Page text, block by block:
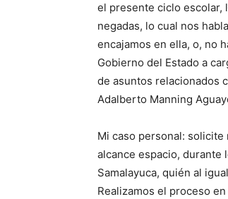
el presente ciclo escolar,
negadas, lo cual nos
encajamos en ella, o, no
Gobierno del Estado a
de asuntos relacionados
Adalberto Manning
Mi caso personal: solicite
alcance espacio, durante
Samalayuca, quién al
Realizamos el proceso